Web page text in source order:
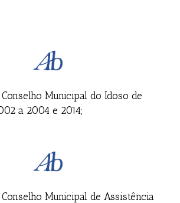
Municipal do Idoso de
a 2004 e 2014;
Municipal de Assistência